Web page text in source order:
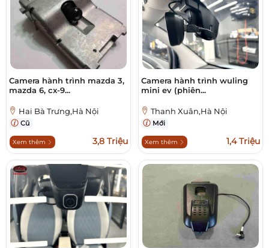
Camera hành trình mazda 3,
mazda 6, cx-9...
Hai Bà Trưng,Hà Nội
Cũ
Xem thêm 3,8 Triệu
Camera hành trình wuling
mini ev (phiên...
Thanh Xuân,Hà Nội
Mới
Xem thêm 1,4 Triệu